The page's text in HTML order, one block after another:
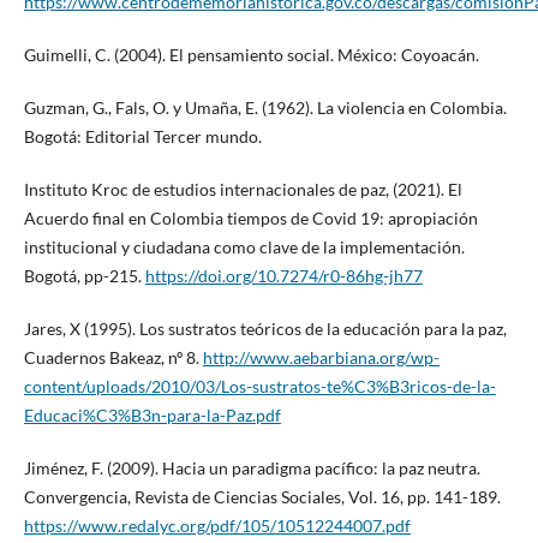
Guimelli, C. (2004). El pensamiento social. México: Coyoacán.
Guzman, G., Fals, O. y Umaña, E. (1962). La violencia en Colombia.
Bogotá: Editorial Tercer mundo.
Instituto Kroc de estudios internacionales de paz, (2021). El
Acuerdo final en Colombia tiempos de Covid 19: apropiación
institucional y ciudadana como clave de la implementación.
Bogotá, pp-215. https://doi.org/10.7274/r0-86hg-jh77
Jares, X (1995). Los sustratos teóricos de la educación para la paz,
Cuadernos Bakeaz, nº 8. http://www.aebarbiana.org/wp-
content/uploads/2010/03/Los-sustratos-te%C3%B3ricos-de-la-
Educaci%C3%B3n-para-la-Paz.pdf
Jiménez, F. (2009). Hacia un paradigma pacífico: la paz neutra.
Convergencia, Revista de Ciencias Sociales, Vol. 16, pp. 141-189.
https://www.redalyc.org/pdf/105/10512244007.pdf